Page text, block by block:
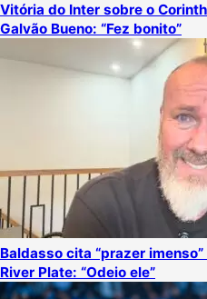
Vitória do Inter sobre o
Galvão Bueno: “Fez bonito”
Baldasso cita “prazer
River Plate: “Odeio ele”